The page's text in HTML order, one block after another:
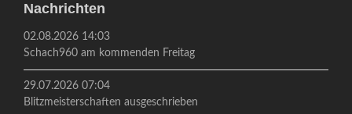
Nachrichten
02.08.2026 14:03
Schach960 am kommenden Freitag
29.07.2026 07:04
Blitzmeisterschaften ausgeschrieben